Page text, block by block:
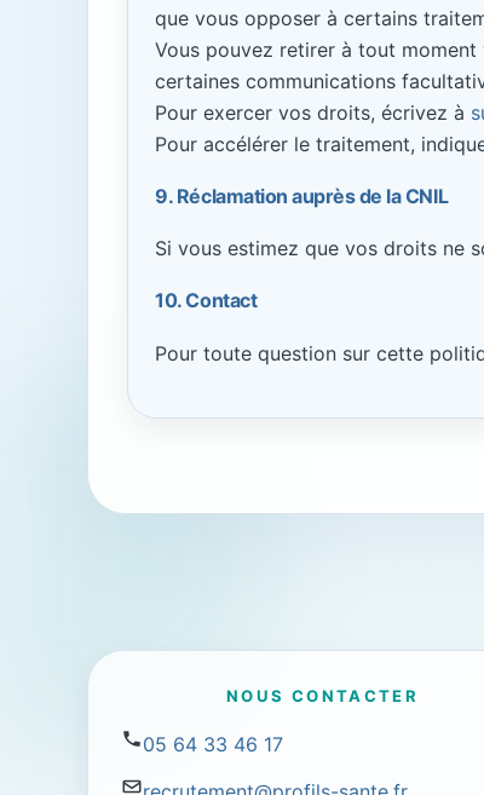
que vous opposer à certains
Vous pouvez retirer à tout
certaines communications
Pour exercer vos droits, écrivez à
Pour accélérer le traitement,
9. Réclamation auprès de la CNIL
Si vous estimez que vos droits ne
10. Contact
Pour toute question sur cette
NOUS CONTACTER
05 64 33 46 17